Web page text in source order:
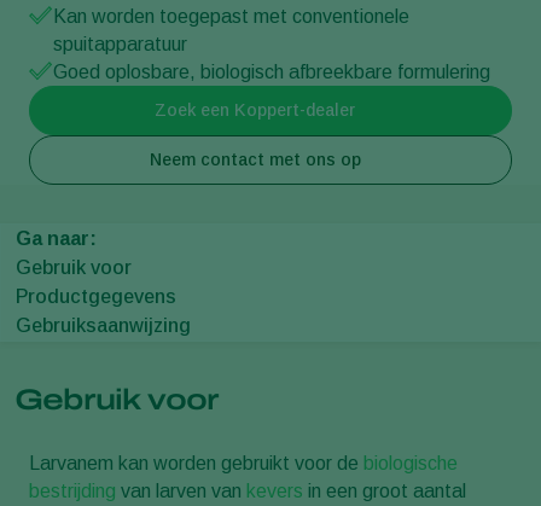
Kan worden toegepast met conventionele
spuitapparatuur
Goed oplosbare, biologisch afbreekbare formulering
Zoek een Koppert-dealer
Neem contact met ons op
Ga naar:
Gebruik voor
Productgegevens
Gebruiksaanwijzing
Gebruik voor
Larvanem kan worden gebruikt voor de biologische
bestrijding van larven van kevers in een groot aantal